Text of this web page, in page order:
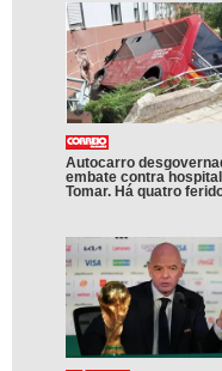
Autocarro
embate contra
Tomar. Há quatro